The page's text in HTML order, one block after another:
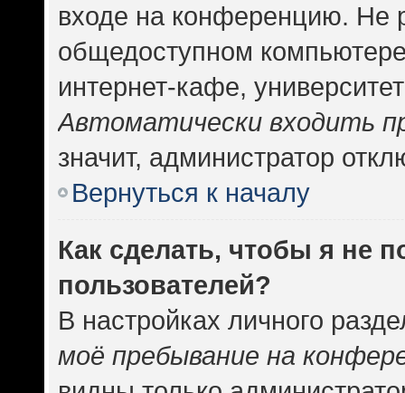
входе на конференцию. Не
общедоступном
интернет-кафе,
Автоматически входить
значит, администратор
Вернуться к началу
Как сделать, чтобы я не
пользователей?
В настройках личного
моё пребывание на